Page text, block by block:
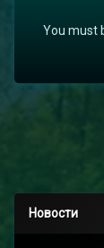
You must
Новости